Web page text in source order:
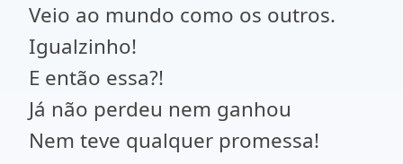
Veio ao mundo como os outros.
Igualzinho!
E então essa?!
Já não perdeu nem ganhou
Nem teve qualquer promessa!